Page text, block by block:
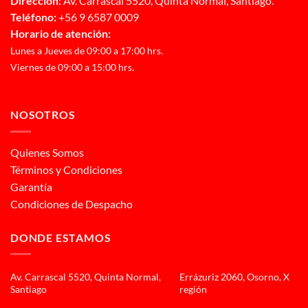
Teléfono:+56 9 6587 0009
Horario de atención:
Lunes a Jueves de 09:00 a 17:00 hrs.
Viernes de 09:00 a 15:00 hrs.
NOSOTROS
Quienes Somos
Términos y Condiciones
Garantía
Condiciones de Despacho
DONDE ESTAMOS
Av. Carrascal 5520, Quinta Normal,
Santiago
Errázuriz 2060, Osorno, X
región